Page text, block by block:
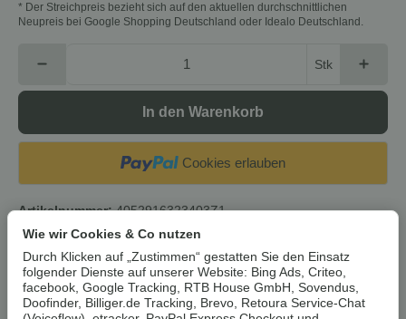
* Der Streichpreis bezieht sich auf den aktuellen durchschnittlichen
Neupreis bei Google Shopping Deutschland oder Idealo Deutschland.
Stk
In den Warenkorb
Cookies erlauben
Artikelnummer: 4052916323403Z1
HAN:100387857001
Beschreibung
Wie wir Cookies & Co nutzen
Durch Klicken auf „Zustimmen“ gestatten Sie den Einsatz
folgender Dienste auf unserer Website: Bing Ads, Criteo,
facebook, Google Tracking, RTB House GmbH, Sovendus,
Doofinder, Billiger.de Tracking, Brevo, Retoura Service-Chat